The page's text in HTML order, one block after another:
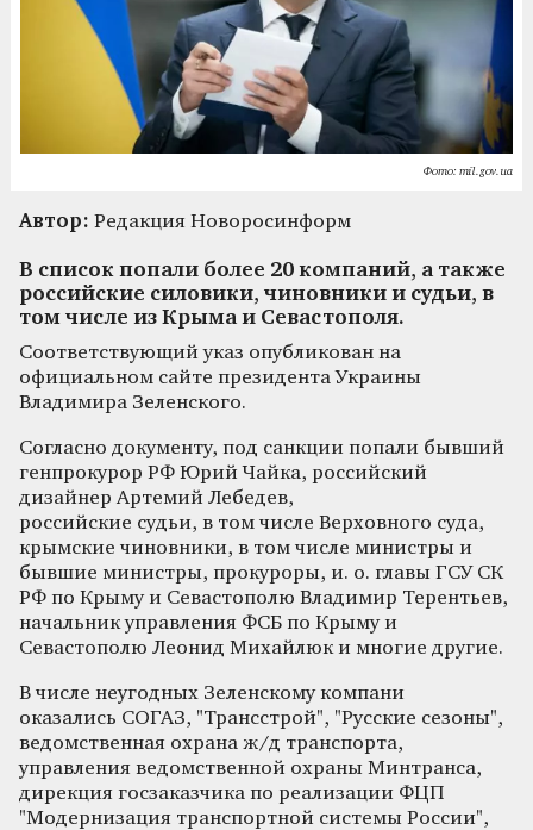
Фото: mil.gov.ua
Автор: Редакция Новоросинформ
В список попали более 20 компаний, а также
российские силовики, чиновники и судьи, в
том числе из Крыма и Севастополя.
Соответствующий указ опубликован на
официальном сайте президента Украины
Владимира Зеленского.
Согласно документу, под санкции попали бывший
генпрокурор РФ Юрий Чайка, российский
дизайнер Артемий Лебедев,
российские судьи, в том числе Верховного суда,
крымские чиновники, в том числе министры и
бывшие министры, прокуроры, и. о. главы ГСУ СК
РФ по Крыму и Севастополю Владимир Терентьев,
начальник управления ФСБ по Крыму и
Севастополю Леонид Михайлюк и многие другие.
В числе неугодных Зеленскому компани
оказались СОГАЗ, "Трансстрой", "Русские сезоны",
ведомственная охрана ж/д транспорта,
управления ведомственной охраны Минтранса,
дирекция госзаказчика по реализации ФЦП
"Модернизация транспортной системы России",